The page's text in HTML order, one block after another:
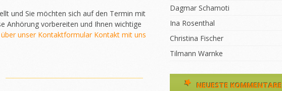
und Sie möchten sich auf den Termin mit
Anhörung vorbereiten und Ihnen wichtige
über unser Kontaktformular Kontakt mit uns
Dagmar Schamoti
Ina Rosenthal
Christina Fischer
Tilmann Warnke
NEUESTE KOMMENTARE